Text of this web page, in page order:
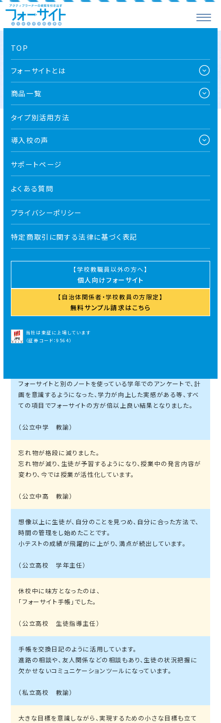
TOP
フォーサイトとは
商品一覧
タイプ別活用方法
導入校の声
サポートページ
よくある質問
プライバシーポリシー
特定商取引に関する法律に基づく表記
学校教職員以外の方へ
個人向けフォーサイト
自治体関係者・学校教員の方限定
無料サンプル請求はこちら
当社は東証に上場しています
（証券コード：9564）
推薦者の声
たくさんの嬉しい声をお寄せいただいております。
と生徒から回収を拒まれました。
（公立高校 教諭）
生徒からは、
といわれるくらい定着しました。
フォーサイトと別のノートを使っている学年でのアンケートで、計
画を意識するようになった、学力が向上した実感がある等、すべ
ての項目でフォーサイトの方が倍以上良い結果となりました。
（公立中学 教諭）
忘れ物が格段に減りました。
忘れ物が減り、生徒が予習するようになり、授業中の発言内容が
変わり、今では授業が活性化しています。
（公立中高 教諭）
想像以上に生徒が、自分のことを見つめ、自分に合った方法で、
時間の管理をし始めたことです。
小テストの成績が飛躍的に上がり、満点が続出しています。
（公立高校 学年主任）
休校中に味方となったのは、
「フォーサイト手帳」でした。
（公立高校 生徒指導主任）
手帳を交換日記のように活用しています。
進路の相談や、友人関係などの相談もあり、生徒の状況把握に
欠かせないコミュニケーションツールになっています。
（私立高校 教諭）
大きな目標を意識しながら、実現するための小さな目標も立て